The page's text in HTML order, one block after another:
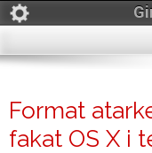
Format
fakat OS X i